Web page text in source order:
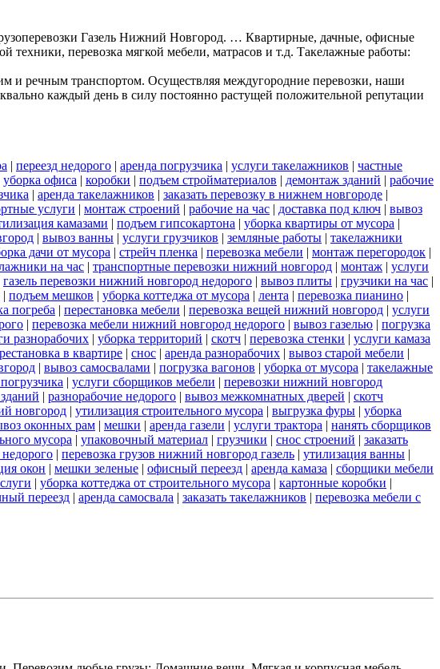
Газель Нижний Новгород. … Квартирные, дачные, офисные
техники, перевозка мягкой мебели, матрасов и т.д. Такелажные работы:
и речным транспортом. Осуществляя междугородние перевозки, наши
каждый день в силу постоянно растущей положительной репутации
| переезд недорого | аренда погрузчика | услуги такелажников | частные
уборка офиса | коробки | подъем стройматериалов | демонтаж зданий | рабочие
| аренда такелажников | заказать перевозку в нижнем новгороде |
услуги | монтаж строений | рабочие на час | доставка под ключ | вывоз
камазами | подъем гипсокартона | уборка квартиры от мусора |
| вывоз ванны | услуги грузчиков | земляные работы | такелажники
дачи от мусора | стрейч пленка | перевозка мебели | монтаж перегородок |
на час | транспортные перевозки нижний новгород | монтаж | услуги
газель перевозки нижний новгород недорого | вывоз плиты | грузчики на час |
| подъем мешков | уборка коттеджа от мусора | лента | перевозка пианино |
погреба | перестановка мебели | перевозка вещей нижний новгород | услуги
| перевозка мебели нижний новгород недорого | вывоз газелью | погрузка
разнорабочих | уборка территорий | скотч | перевозка стенки | услуги камаза
в квартире | снос | аренда разнорабочих | вывоз старой мебели |
| вывоз самосвалами | погрузка вагонов | уборка от мусора | такелажные
| услуги сборщиков мебели | перевозки нижний новгород
| разнорабочие недорого | вывоз межкомнатных дверей | скотч
новгород | утилизация строительного мусора | выгрузка фуры | уборка
оконных рам | мешки | аренда газели | услуги трактора | нанять сборщиков
мусора | упаковочный материал | грузчики | снос строений | заказать
| перевозка грузов нижний новгород газель | утилизация ванны |
окон | мешки зеленые | офисный переезд | аренда камаза | сборщики мебели
| уборка коттеджа от строительного мусора | картонные коробки |
переезд | аренда самосвала | заказать такелажников | перевозка мебели с